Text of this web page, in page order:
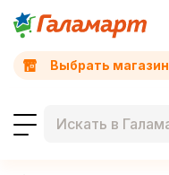
Выбрать магазин